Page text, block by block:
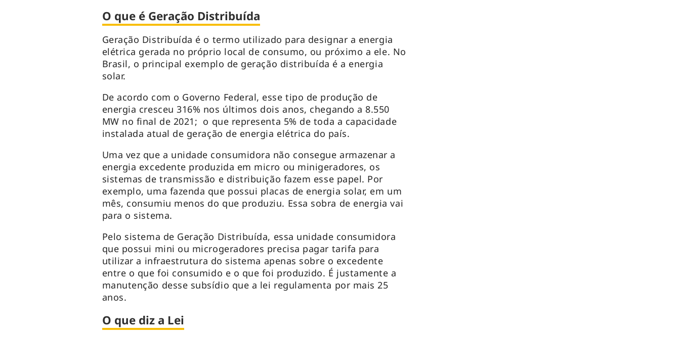
O que é Geração Distribuída
Geração Distribuída é o termo utilizado para designar a energia
elétrica gerada no próprio local de consumo, ou próximo a ele. No
Brasil, o principal exemplo de geração distribuída é a energia
solar.
De acordo com o Governo Federal, esse tipo de produção de
energia cresceu 316% nos últimos dois anos, chegando a 8.550
MW no final de 2021; o que representa 5% de toda a capacidade
instalada atual de geração de energia elétrica do país.
Uma vez que a unidade consumidora não consegue armazenar a
energia excedente produzida em micro ou minigeradores, os
sistemas de transmissão e distribuição fazem esse papel. Por
exemplo, uma fazenda que possui placas de energia solar, em um
mês, consumiu menos do que produziu. Essa sobra de energia vai
para o sistema.
Pelo sistema de Geração Distribuída, essa unidade consumidora
que possui mini ou microgeradores precisa pagar tarifa para
utilizar a infraestrutura do sistema apenas sobre o excedente
entre o que foi consumido e o que foi produzido. É justamente a
manutenção desse subsídio que a lei regulamenta por mais 25
anos.
O que diz a Lei